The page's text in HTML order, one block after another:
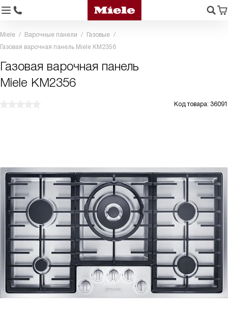
Miele Варочные панели
Газовые
Газовая варочная панель Miele KM2356
Газовая варочная панель
Miele KM2356
Код товара: 36091